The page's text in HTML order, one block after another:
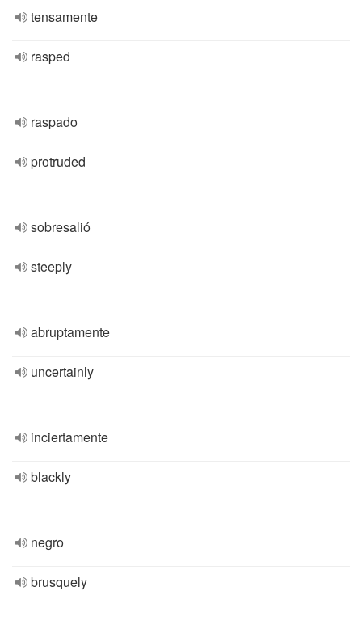
tensamente
rasped
raspado
protruded
sobresalió
steeply
abruptamente
uncertainly
inciertamente
blackly
negro
brusquely